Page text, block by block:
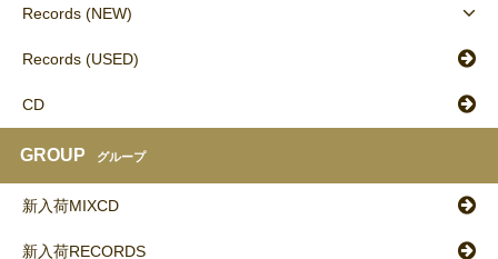
Records (NEW)
Records (USED)
CD
GROUP グループ
新入荷MIXCD
新入荷RECORDS